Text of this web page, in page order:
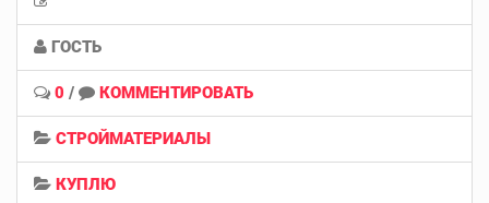
ГОСТЬ
0 / КОММЕНТИРОВАТЬ
СТРОЙМАТЕРИАЛЫ
КУПЛЮ